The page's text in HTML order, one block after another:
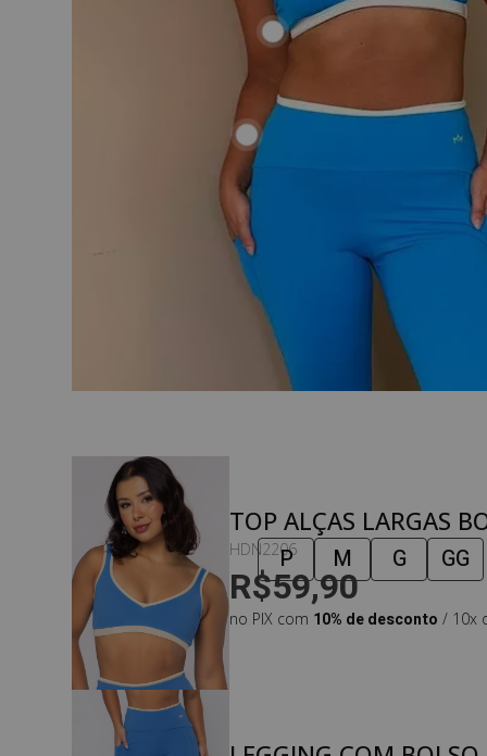
TOP ALÇAS LARGAS
OCEAN
HDN2206
R$59,90
no PIX com 10% de desconto / 10x
P M G GG